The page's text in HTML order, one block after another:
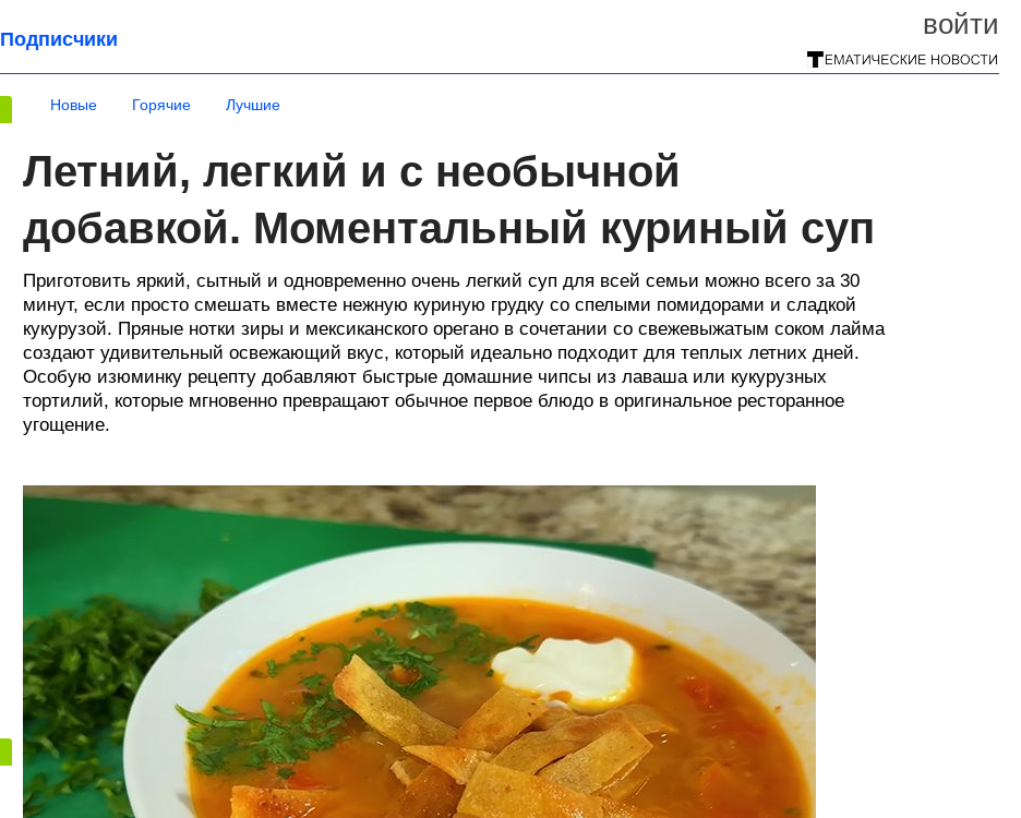
войти
Подписчики
Новые Горячие Лучшие
Летний, легкий и с необычной
добавкой. Моментальный куриный суп
Приготовить яркий, сытный и одновременно очень легкий суп для всей семьи можно всего за 30
минут, если просто смешать вместе нежную куриную грудку со спелыми помидорами и сладкой
кукурузой. Пряные нотки зиры и мексиканского орегано в сочетании со свежевыжатым соком лайма
создают удивительный освежающий вкус, который идеально подходит для теплых летних дней.
Особую изюминку рецепту добавляют быстрые домашние чипсы из лаваша или кукурузных
тортилий, которые мгновенно превращают обычное первое блюдо в оригинальное ресторанное
угощение.